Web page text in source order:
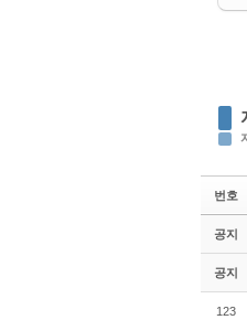
번호
공지
공지
123